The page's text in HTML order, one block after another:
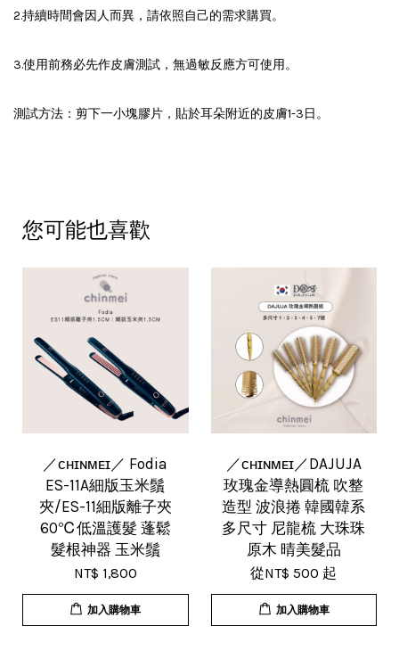
2.持續時間會因人而異，請依照自己的需求購買。
3.使用前務必先作皮膚測試，無過敏反應方可使用。
測試方法：剪下一小塊膠片，貼於耳朵附近的皮膚1-3日。
您可能也喜歡
／ᴄʜɪɴᴍᴇɪ／ Fodia
ES-11A細版玉米鬚
夾/ES-11細版離子夾
60℃低溫護髮 蓬鬆
髮根神器 玉米鬚
NT$ 1,800
加入購物車
／ᴄʜɪɴᴍᴇɪ／DAJUJA
玫瑰金導熱圓梳 吹整
造型 波浪捲 韓國韓系
多尺寸 尼龍梳 大珠珠
原木 晴美髮品
從NT$ 500 起
加入購物車